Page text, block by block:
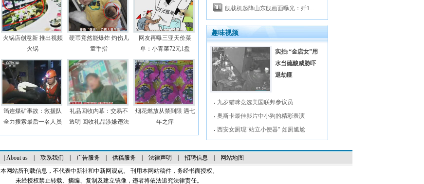
火锅店创意新 推出视频
火锅
硬币竟然能爆炸 灼伤儿
童手指
网友再曝三亚天价菜
单：小青菜72元1盘
筠连煤矿事故：救援队
全力搜索最后一名人员
礼品回收内幕：交易不
透明 回收礼品涉嫌违法
烟花燃放从禁到限 遇七
年之痒
舰载机起降山东舰画面曝光：歼1...
趣味视频
实拍:“金店女”用
水当硫酸威胁吓
退劫匪
九岁猫咪竞选美国联邦参议员
奥斯卡最佳影片中小狗的精彩表演
西安女厕现"站立小便器" 如厕尴尬
About us| 联系我们 广告服务| 供稿服务| 法律声明 招聘信息
网站地图
本网站所刊载信息，不代表中新社和中新网观点。 刊用本网站稿件，务经书面授权。
未经授权禁止转载、摘编、复制及建立镜像，违者将依法追究法律责任。